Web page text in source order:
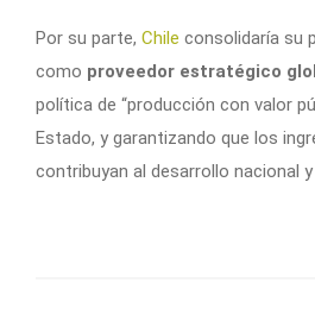
Por su parte, Chile consolidaría su
como proveedor estratégico
política de “producción con valor
Estado, y garantizando que los
contribuyan al desarrollo nacional y